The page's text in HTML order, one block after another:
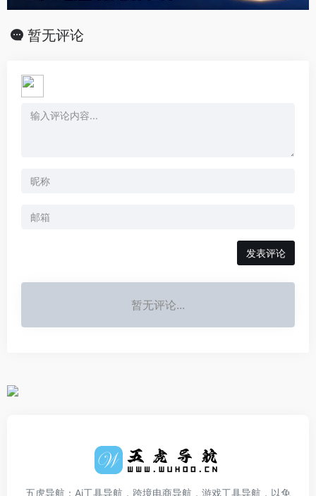
暂无评论
发表评论
暂无评论...
五虎导航：Ai工具导航，跨境电商导航，游戏工具导航，以免